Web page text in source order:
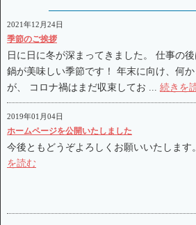
2021年12月24日
季節のご挨拶
日に日に冬が深まってきました。 仕事の
鍋が美味しい季節です！ 年末に向け、何
が、 コロナ禍はまだ収束してお ... 続きを
2019年01月04日
ホームページを公開いたしました
今後ともどうぞよろしくお願いいたします
を読む